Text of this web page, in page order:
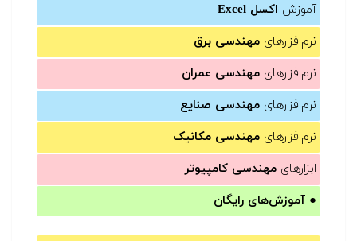
آموزش اکسل Excel
نرم‌افزارهای مهندسی برق
نرم‌افزارهای مهندسی عمران
نرم‌افزارهای مهندسی صنایع
نرم‌افزارهای مهندسی مکانیک
ابزارهای مهندسی کامپیوتر
● آموزش‌های رایگان